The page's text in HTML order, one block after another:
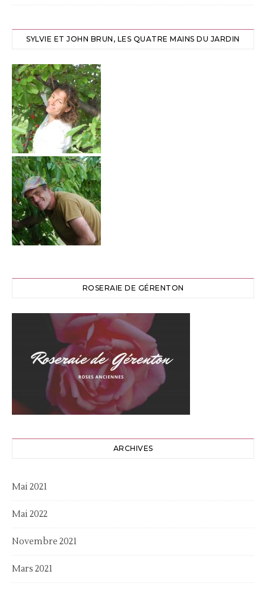
SYLVIE ET JOHN BRUN, LES QUATRE MAINS DU JARDIN
ROSERAIE DE GÉRENTON
ARCHIVES
Mai 2021
Mai 2022
Novembre 2021
Mars 2021